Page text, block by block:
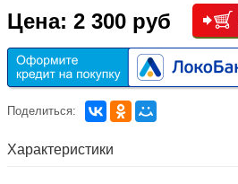
Цена: 2 300 руб
Поделиться:
Характеристики